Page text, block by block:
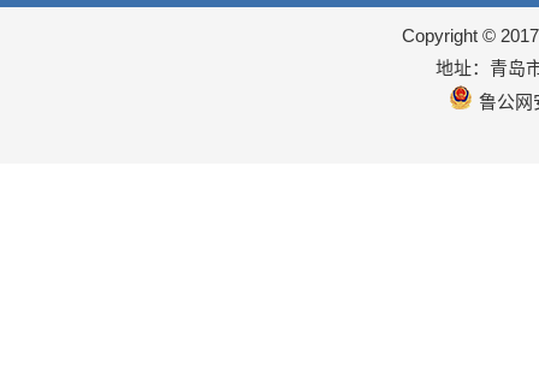
Copyright ©
地址：青岛
鲁公网